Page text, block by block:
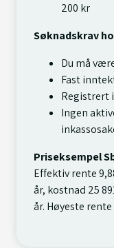
200 kr
Søknadskrav
Du må
Fast
Registrert
Ingen
Priseksempel
Effektiv rente
år, kostnad 25
år. Høyeste rente